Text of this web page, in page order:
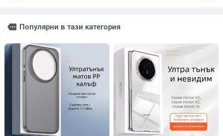
more Популярни в тази категория